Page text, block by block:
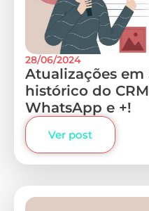
28/06/2024
Atualizações em
histórico do
WhatsApp e +!
Ver post